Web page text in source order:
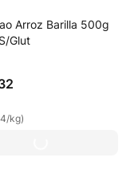
Arroz Barilla 500g
Glut
/kg)